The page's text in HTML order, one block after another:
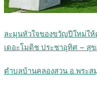
ละมุนหัวใจของขวัญปีใหม่ใ
เดอะโมดิช ประชาอุทิศ – สุ
ตำบลบ้านคลองสวน อ.พระส